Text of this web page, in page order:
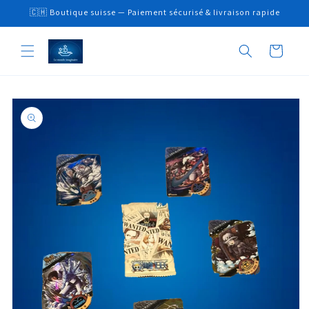
Skip to
content
🇨🇭 Boutique suisse — Paiement sécurisé & livraison rapide
Cart
Skip to
product
information